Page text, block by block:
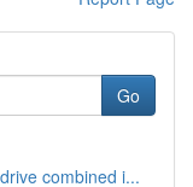
Go
combined i...